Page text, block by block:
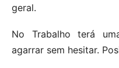
geral.
No Trabalho terá
agarrar sem hesitar.